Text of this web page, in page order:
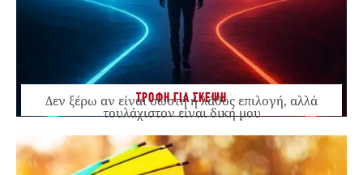
ΤΡΟΦΗ ΓΙΑ ΣΚΕΨΗ
Δεν ξέρω αν είναι σωστή ή λάθος επιλογή, αλλά
τουλάχιστον είναι δική μου